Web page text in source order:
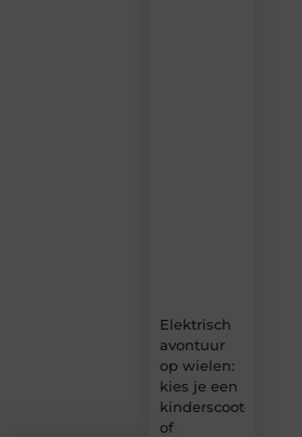
Elektrisch
avontuur
op wielen:
kies je een
kinderscooter
of